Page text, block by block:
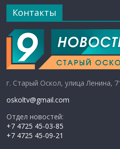
Контакты
г. Старый Оскол, улица Ленина,
oskoltv@gmail.com
Отдел новостей:
+7 4725 45-03-85
+7 4725 45-09-21